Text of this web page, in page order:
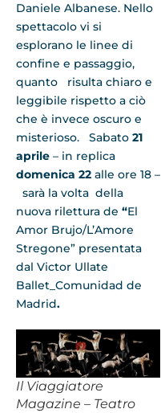
Daniele Albanese. Nello
spettacolo vi si
esplorano le linee di
confine e passaggio,
quanto risulta chiaro e
leggibile rispetto a ciò
che è invece oscuro e
misterioso. Sabato 21
aprile – in replica
domenica 22 alle ore 18 –
sarà la volta della
nuova rilettura de “El
Amor Brujo/L’Amore
Stregone” presentata
dal Victor Ullate
Ballet_Comunidad de
Madrid.
Il Viaggiatore
Magazine – Teatro